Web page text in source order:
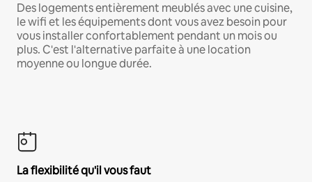
Des logements entièrement meublés avec une cuisine,
le wifi et les équipements dont vous avez besoin pour
vous installer confortablement pendant un mois ou
plus. C'est l'alternative parfaite à une location
moyenne ou longue durée.
La flexibilité qu'il vous faut